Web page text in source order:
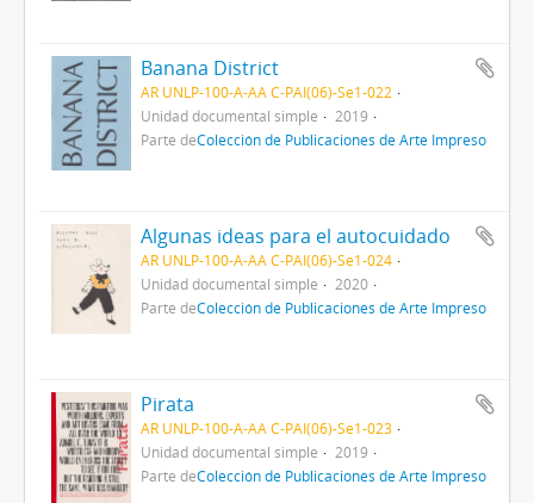
Banana District
AR UNLP-100-A-AA C-PAI(06)-Se1-022
Unidad documental simple
2019
Parte deColección de Publicaciones de Arte Impreso
Algunas ideas para el autocuidado
AR UNLP-100-A-AA C-PAI(06)-Se1-024
Unidad documental simple
2020
Parte deColección de Publicaciones de Arte Impreso
Pirata
AR UNLP-100-A-AA C-PAI(06)-Se1-023
Unidad documental simple
2019
Parte deColección de Publicaciones de Arte Impreso